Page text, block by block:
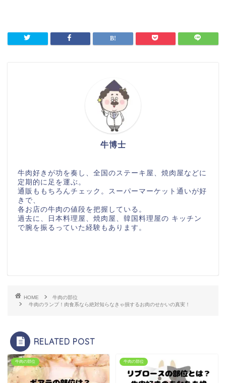
牛博士
牛肉好きが功を奏し、全国のステーキ屋、焼肉屋などに
定期的に足を運ぶ。
通販ももちろんチェック。スーパーマーケット通いが好
きで、
各お店の牛肉の値段を把握している。
過去に、日本料理屋、焼肉屋、韓国料理屋の キッチン
で腕を振るっていた経験もあります。
HOME
牛肉の部位
牛肉のランプ！肉食系なら絶対知らなきゃ損するお肉のせかいの真実！
RELATED POST
牛肉の部位 牛肉の部位